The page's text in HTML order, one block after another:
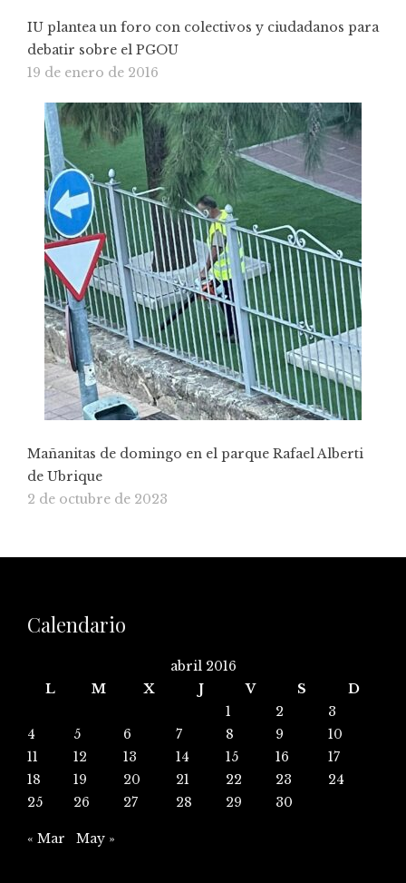
IU plantea un foro con colectivos y ciudadanos para
debatir sobre el PGOU
19 de enero de 2016
Mañanitas de domingo en el parque Rafael Alberti
de Ubrique
2 de octubre de 2023
Calendario
abril 2016
L
M X J V S
D
1
2
3
4
5 6 7 8 9
10
11
12 13 14 15 16
17
18
19 20 21 22 23
24
25
26 27 28 29 30
« Mar May »